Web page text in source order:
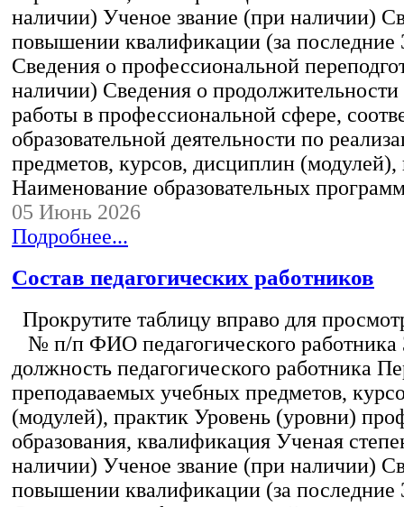
наличии) Ученое звание (при наличии)
повышении квалификации (за последние
Сведения о профессиональной
наличии) Сведения о
работы в профессиональной сфере,
образовательной деятельности по
предметов, курсов, дисциплин (модулей),
Наименование образовательных
05 Июнь 2026
Подробнее...
Состав педагогических работников
Прокрутите таблицу вправо для
№ п/п ФИО педагогического работника
должность педагогического работника
преподаваемых учебных предметов,
(модулей), практик Уровень (уровни)
образования, квалификация Ученая
наличии) Ученое звание (при наличии)
повышении квалификации (за последние